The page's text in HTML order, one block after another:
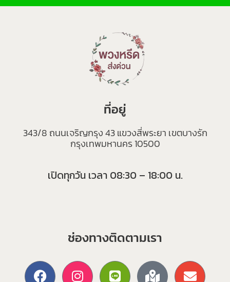
ที่อยู่
343/8 ถนนเจริญกรุง 43 แขวงสี่พระยา เขตบางรัก
กรุงเทพมหานคร 10500
เปิดทุกวัน เวลา 08:30 – 18:00 น.
ช่องทางติดตามเรา